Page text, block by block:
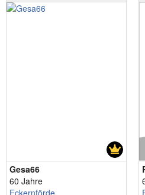
Gesa66
60 Jahre